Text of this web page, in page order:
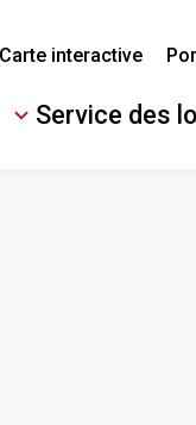
Carte interactive
Service des
Ouvrir/Fermer